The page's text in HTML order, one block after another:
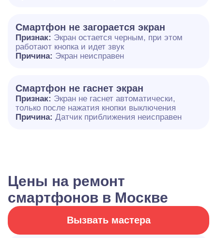
Смартфон не загорается экран
Признак: Экран остается черным, при этом
работают кнопка и идет звук
Причина: Экран неисправен
Смартфон не гаснет экран
Признак: Экран не гаснет автоматически,
только после нажатия кнопки выключения
Причина: Датчик приближения неисправен
Цены на ремонт
смартфонов в Москве
Вызвать мастера